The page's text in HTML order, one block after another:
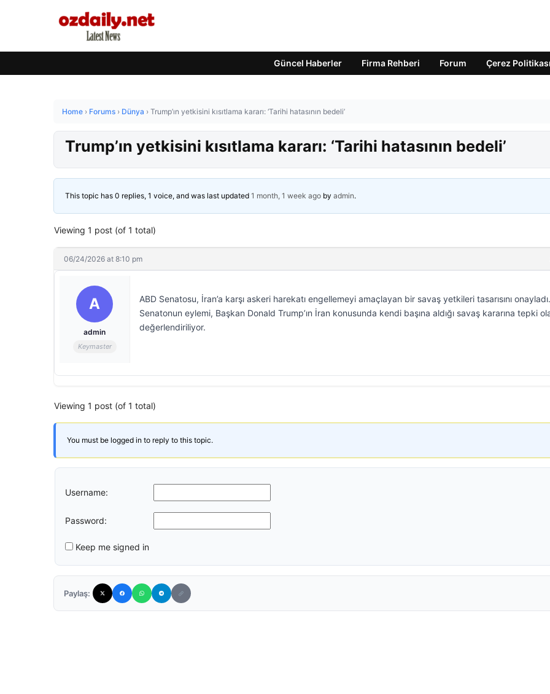
Güncel Haberler Firma Rehberi Forum Çerez Politikası
Home › Forums › Dünya › Trump’ın yetkisini kısıtlama kararı: ‘Tarihi hatasının bedeli’
Trump’ın yetkisini kısıtlama kararı: ‘Tarihi hatasının bedeli’
This topic has 0 replies, 1 voice, and was last updated 1 month, 1 week ago by admin.
Viewing 1 post (of 1 total)
06/24/2026 at 8:10 pm
A
admin
Keymaster
ABD Senatosu, İran’a karşı askeri harekatı engellemeyi amaçlayan bir savaş yetkileri tasarısını onayladı.
Senatonun eylemi, Başkan Donald Trump’ın İran konusunda kendi başına aldığı savaş kararına tepki
değerlendiriliyor.
Viewing 1 post (of 1 total)
You must be logged in to reply to this topic.
Username:
Password:
Keep me signed in
Paylaş: